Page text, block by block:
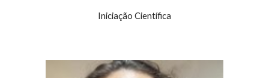
Iniciação Científica